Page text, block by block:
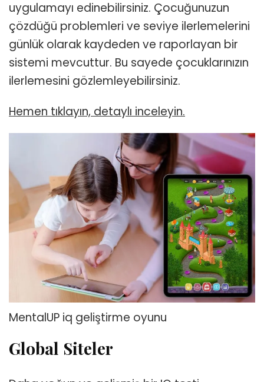
uygulamayı edinebilirsiniz. Çocuğunuzun
çözdüğü problemleri ve seviye ilerlemelerini
günlük olarak kaydeden ve raporlayan bir
sistemi mevcuttur. Bu sayede çocuklarınızın
ilerlemesini gözlemleyebilirsiniz.
Hemen tıklayın, detaylı inceleyin.
MentalUP iq geliştirme oyunu
Global Siteler